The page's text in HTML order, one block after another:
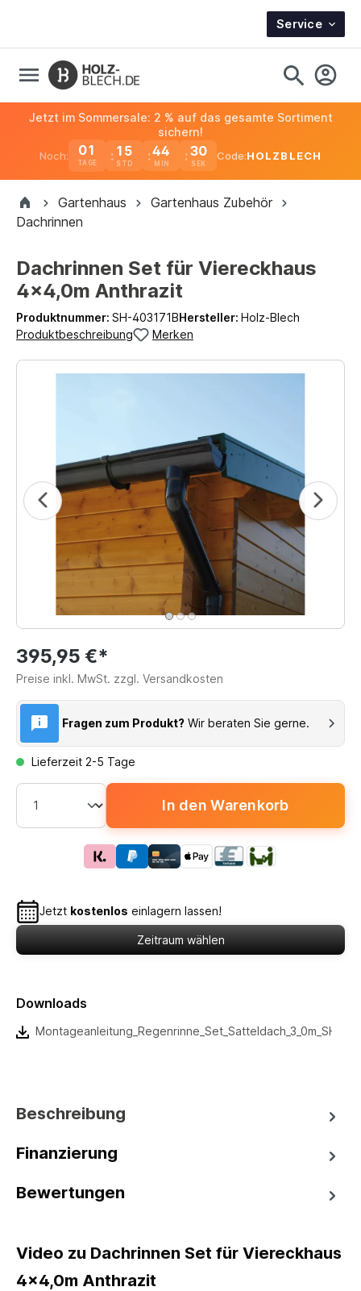
Service
Noch: 01
TAGE
15 44 30
Jetzt im Sommersale: 2 % auf das gesamte Sortiment
sichern!
Code:HOLZBLECH
Gartenhaus
Gartenhaus Zubehör
Dachrinnen
Dachrinnen Set für Viereckhaus
4x4,0m Anthrazit
Produktnummer: SH-403171BHersteller: Holz-Blech
Produktbeschreibung
Merken
395,95 €*
Preise inkl. MwSt. zzgl. Versandkosten
Fragen zum Produkt? Wir beraten Sie gerne.
Lieferzeit 2-5 Tage
In den Warenkorb
Jetzt kostenlos einlagern lassen!
Zeitraum wählen
Downloads
Beschreibung
Finanzierung
Bewertungen
Video zu Dachrinnen Set für Viereckhaus
4x4,0m Anthrazit